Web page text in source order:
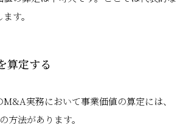
す。
算定する
実務において事業価値の算定には、
方法があります。